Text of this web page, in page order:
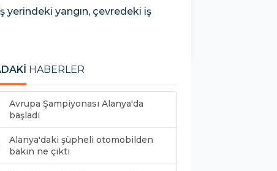
yerindeki yangın, çevredeki iş
HABERLER
Avrupa Şampiyonası Alanya'da
başladı
Alanya'daki şüpheli otomobilden
bakın ne çıktı